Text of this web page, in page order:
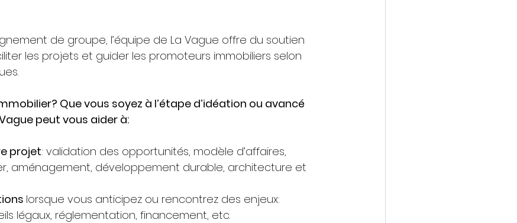
de groupe, l’équipe de La Vague offre du soutien
les projets et guider les promoteurs immobiliers selon
Que vous soyez à l’étape d’idéation ou avancé
peut vous aider à:
projet: validation des opportunités, modèle d’affaires,
aménagement, développement durable, architecture et
lorsque vous anticipez ou rencontrez des enjeux:
légaux, réglementation, financement, etc.